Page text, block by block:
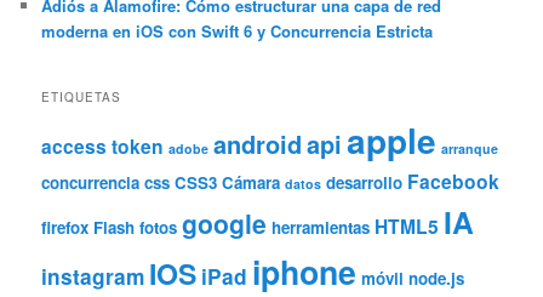
Adiós a Alamofire: Cómo estructurar una capa de red
moderna en iOS con Swift 6 y Concurrencia Estricta
ETIQUETAS
access token adobe androidapiapple arranque
concurrencia css CSS3 Cámara datos desarrollo Facebook
firefox Flash fotos google herramientas HTML5 IA
instagram IOS iPad iphone móvil node.js